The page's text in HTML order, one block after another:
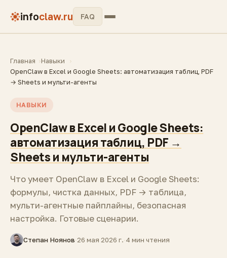
infoclaw.ru FAQ
Главная
Навыки
OpenClaw в Excel и Google Sheets: автоматизация таблиц, PDF
→ Sheets и мульти-агенты
НАВЫКИ
OpenClaw в Excel и Google Sheets:
автоматизация таблиц, PDF →
Sheets и мульти-агенты
Что умеет OpenClaw в Excel и Google Sheets:
формулы, чистка данных, PDF → таблица,
мульти-агентные пайплайны, безопасная
настройка. Готовые сценарии.
Степан Ноянов·26 мая 2026 г.·4 мин чтения